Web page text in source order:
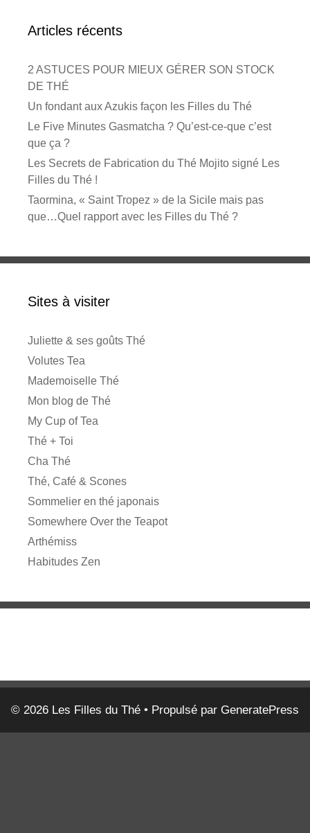
Articles récents
2 ASTUCES POUR MIEUX GÉRER SON STOCK
DE THÉ
Un fondant aux Azukis façon les Filles du Thé
Le Five Minutes Gasmatcha ? Qu’est-ce-que c’est
que ça ?
Les Secrets de Fabrication du Thé Mojito signé Les
Filles du Thé !
Taormina, « Saint Tropez » de la Sicile mais pas
que…Quel rapport avec les Filles du Thé ?
Sites à visiter
Juliette & ses goûts Thé
Volutes Tea
Mademoiselle Thé
Mon blog de Thé
My Cup of Tea
Thé + Toi
Cha Thé
Thé, Café & Scones
Sommelier en thé japonais
Somewhere Over the Teapot
Arthémiss
Habitudes Zen
© 2026 Les Filles du Thé • Propulsé par GeneratePress